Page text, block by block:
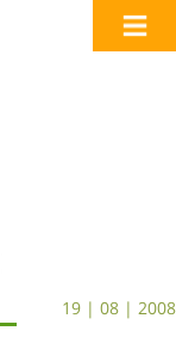
19 | 08 | 2008